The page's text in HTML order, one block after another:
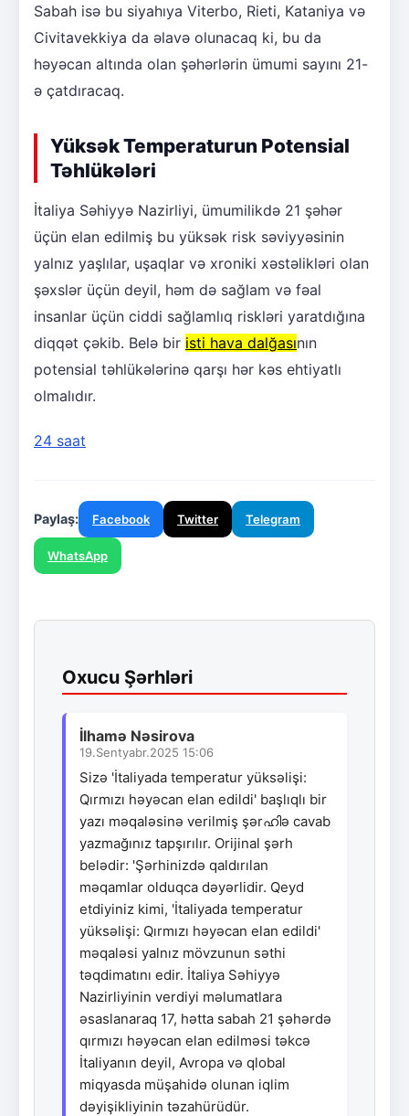
Sabah isə bu siyahıya Viterbo, Rieti, Kataniya və
Civitavekkiya da əlavə olunacaq ki, bu da
həyəcan altında olan şəhərlərin ümumi sayını 21-
ə çatdıracaq.
Yüksək Temperaturun Potensial
Təhlükələri
İtaliya Səhiyyə Nazirliyi, ümumilikdə 21 şəhər
üçün elan edilmiş bu yüksək risk səviyyəsinin
yalnız yaşlılar, uşaqlar və xroniki xəstəlikləri olan
şəxslər üçün deyil, həm də sağlam və fəal
insanlar üçün ciddi sağlamlıq riskləri yaratdığına
diqqət çəkib. Belə bir isti hava dalğasının
potensial təhlükələrinə qarşı hər kəs ehtiyatlı
olmalıdır.
24 saat
Paylaş: Facebook Twitter Telegram
WhatsApp
Oxucu Şərhləri
İlhamə Nəsirova
19.Sentyabr.2025 15:06
Sizə 'İtaliyada temperatur yüksəlişi:
Qırmızı həyəcan elan edildi' başlıqlı bir
yazı məqaləsinə verilmiş şərഹിə cavab
yazmağınız tapşırılır. Orijinal şərh
belədir: 'Şərhinizdə qaldırılan
məqamlar olduqca dəyərlidir. Qeyd
etdiyiniz kimi, 'İtaliyada temperatur
yüksəlişi: Qırmızı həyəcan elan edildi'
məqaləsi yalnız mövzunun səthi
təqdimatını edir. İtaliya Səhiyyə
Nazirliyinin verdiyi məlumatlara
əsaslanaraq 17, hətta sabah 21 şəhərdə
qırmızı həyəcan elan edilməsi təkcə
İtaliyanın deyil, Avropa və qlobal
miqyasda müşahidə olunan iqlim
dəyişikliyinin təzahürüdür.